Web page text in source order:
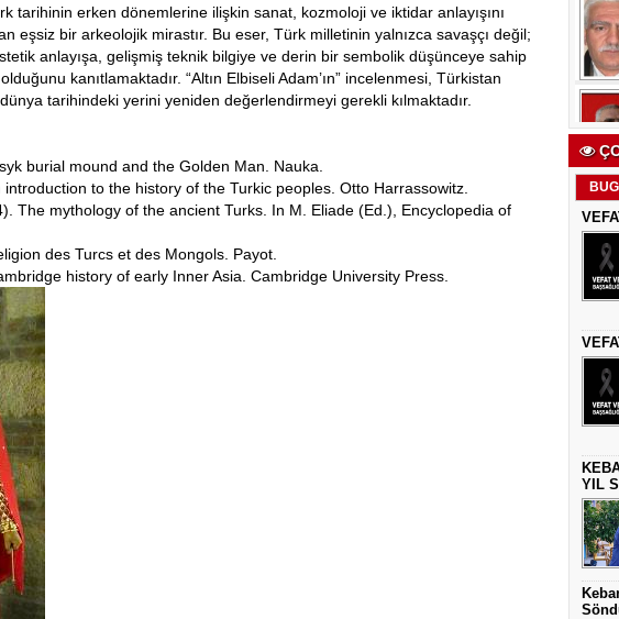
tarihinin erken dönemlerine ilişkin sanat, kozmoloji ve iktidar anlayışını
eşsiz bir arkeolojik mirastır. Bu eser, Türk milletinin yalnızca savaşçı değil;
anlayışa, gelişmiş teknik bilgiye ve derin bir sembolik düşünceye sahip
kanıtlamaktadır. “Altın Elbiseli Adam’ın” incelenmesi, Türkistan
tarihindeki yerini yeniden değerlendirmeyi gerekli kılmaktadır.
burial mound and the Golden Man. Nauka.
introduction to the history of the Turkic peoples. Otto Harrassowitz.
The mythology of the ancient Turks. In M. Eliade (Ed.), Encyclopedia of
des Turcs et des Mongols. Payot.
history of early Inner Asia. Cambridge University Press.
YIL